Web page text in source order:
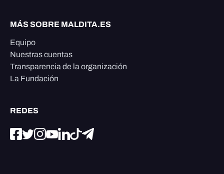
MÁS SOBRE MALDITA.ES
Equipo
Nuestras cuentas
Transparencia de la organización
La Fundación
REDES